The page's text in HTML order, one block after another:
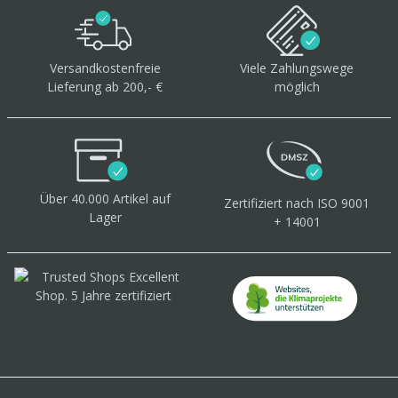
Versandkostenfreie
Lieferung ab 200,- €
Viele Zahlungswege
möglich
Über 40.000 Artikel auf
Lager
Zertifiziert nach ISO 9001
+ 14001